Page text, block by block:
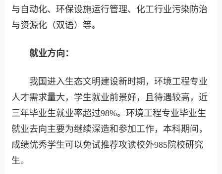
与自动化、环保设施运行管理、化工行业污染防治
与资源化（双语）等。
就业方向：
我国进入生态文明建设新时期，环境工程专业
人才需求量大，学生就业前景好，且待遇较高，近
三年毕业生就业率超过98%。环境工程专业毕业生
就业去向主要为继续深造和参加工作，本科期间，
成绩优秀学生可以免试推荐攻读校外985院校研究
生。